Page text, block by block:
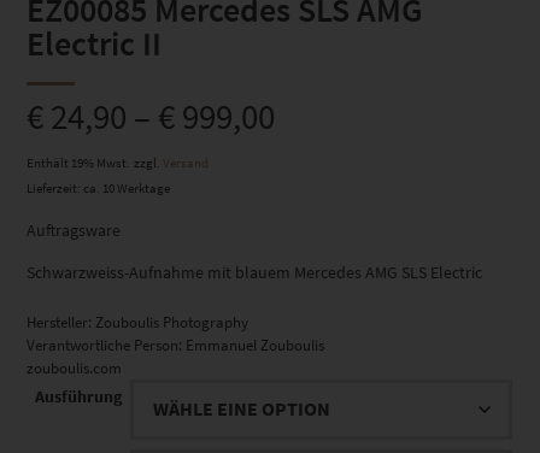
EZ00085 Mercedes SLS AMG
Electric II
€24,90 – €999,00
Enthält 19% Mwst. zzgl. Versand
Lieferzeit: ca. 10 Werktage
Auftragsware
Schwarzweiss-Aufnahme mit blauem Mercedes AMG SLS Electric
Hersteller: Zouboulis Photography
Verantwortliche Person: Emmanuel Zouboulis
zouboulis.com
Ausführung